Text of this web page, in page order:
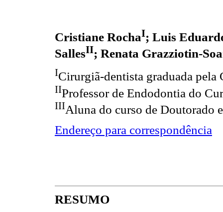
Cristiane RochaI; Luis
SallesII; Renata Grazziotin-
ICirurgiã-dentista graduada
IIProfessor de Endodontia do
IIIAluna do curso de Doutorado
Endereço para correspondência
RESUMO